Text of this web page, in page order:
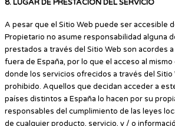
8. LUGAR DE PRESTACIÓN DEL SERVICIO
A pesar que el Sitio Web puede ser accesible
Propietario no asume responsabilidad alguna
prestados a través del Sitio Web son acordes
fuera de España, por lo que el acceso al
donde los servicios ofrecidos a través del Sitio
prohibido. Aquellos que decidan acceder a
países distintos a España lo hacen por su
responsables del cumplimiento de las leyes
de cualquier producto, servicio, y / o